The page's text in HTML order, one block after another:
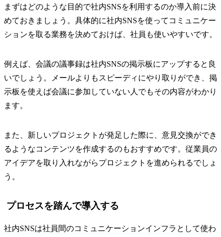
まずはどのような目的で社内SNSを利用するのか導入前に決
めておきましょう。具体的に社内SNSを使ってコミュニケー
ションを取る業務を決めておけば、社員も使いやすいです。
例えば、会議の議事録は社内SNSの掲示板にアップすると良
いでしょう。メールよりもスピーディにやり取りができ、掲
示板を使えば会議に参加していない人でもその内容がわかり
ます。
また、新しいプロジェクトが発足した際に、意見交換ができ
るようなコンテンツを作成するのもおすすめです。従業員の
アイデアを取り入れながらプロジェクトを進められるでしょ
う。
プロセスを踏んで導入する
社内SNSは社員間のコミュニケーションインフラとして使わ